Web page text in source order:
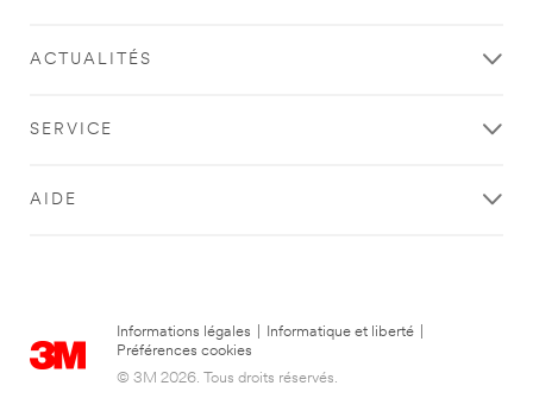
ACTUALITÉS
SERVICE
AIDE
Informations légales Informatique et liberté
Préférences cookies
© 3M 2026. Tous droits réservés.